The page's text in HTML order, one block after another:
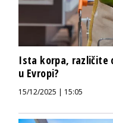
Ista korpa, različite
u Evropi?
15/12/2025 | 15:05